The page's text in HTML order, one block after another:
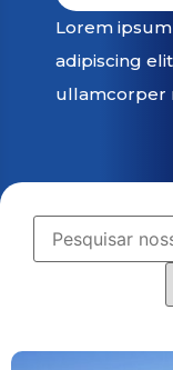
Lorem
adipiscing
ullamcorper